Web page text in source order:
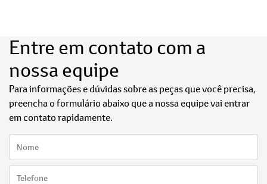
Entre em contato com a
nossa equipe
Para informações e dúvidas sobre as peças que você precisa,
preencha o formulário abaixo que a nossa equipe vai entrar
em contato rapidamente.